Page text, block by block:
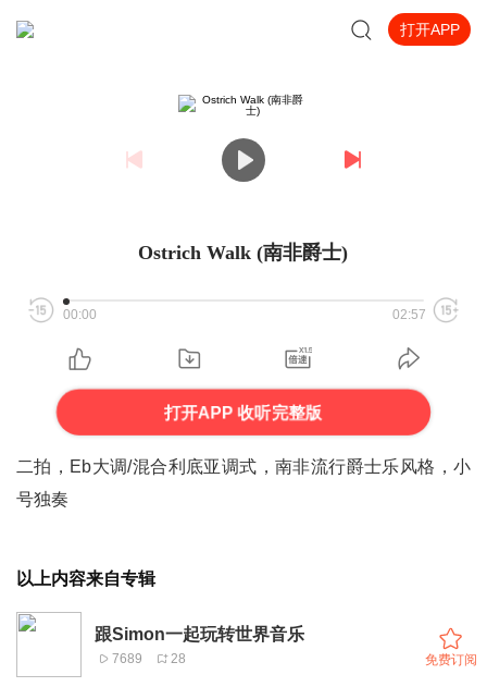
打开APP
Ostrich Walk (南非爵士)
00:00 02:57
打开APP 收听完整版
二拍，Eb大调/混合利底亚调式，南非流行爵士乐风格，小
号独奏
以上内容来自专辑
跟Simon一起玩转世界音乐
7689 28 免费订阅